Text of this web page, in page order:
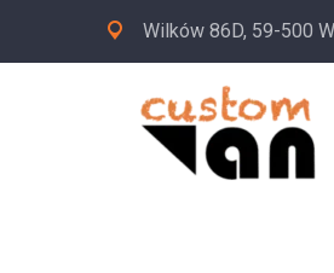
Wilków 86D, 59-500